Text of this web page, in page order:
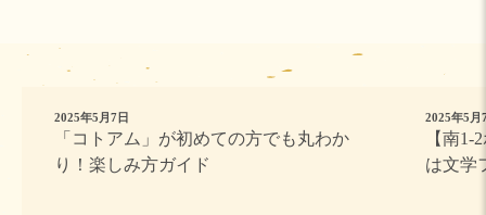
2025年5月7日
「コトアム」が初めての方でも丸わか
り！楽しみ方ガイド
2025年5月
【南1-
は文学